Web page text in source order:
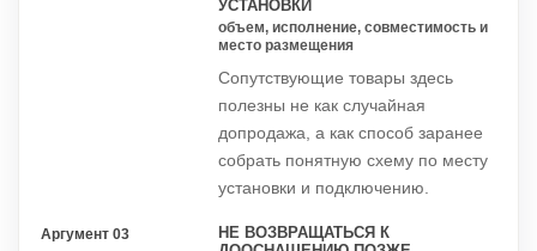
УСТАНОВКИ
объем, исполнение, совместимость и
место размещения
Сопутствующие товары здесь
полезны не как случайная
допродажа, а как способ заранее
собрать понятную схему по месту
установки и подключению.
Аргумент 03
НЕ ВОЗВРАЩАТЬСЯ К